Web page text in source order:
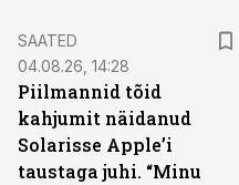
SAATED
04.08.26, 14:28
Piilmannid tõid
kahjumit näidanud
Solarisse Apple’i
taustaga juhi. “Minu